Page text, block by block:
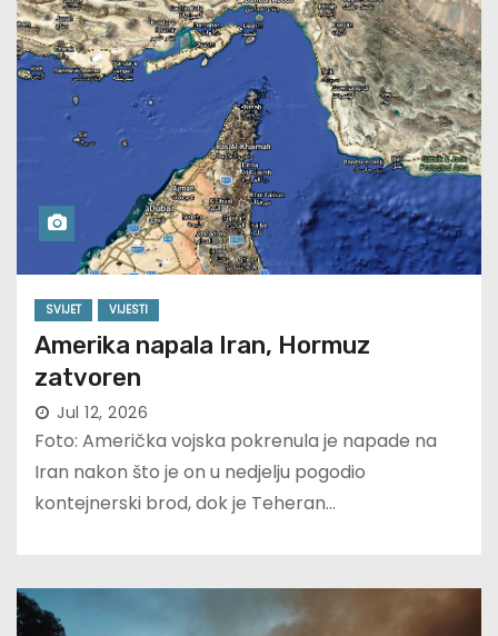
SVIJET VIJESTI
Amerika napala Iran, Hormuz
zatvoren
Jul 12, 2026
Foto: Američka vojska pokrenula je napade na
Iran nakon što je on u nedjelju pogodio
kontejnerski brod, dok je Teheran…